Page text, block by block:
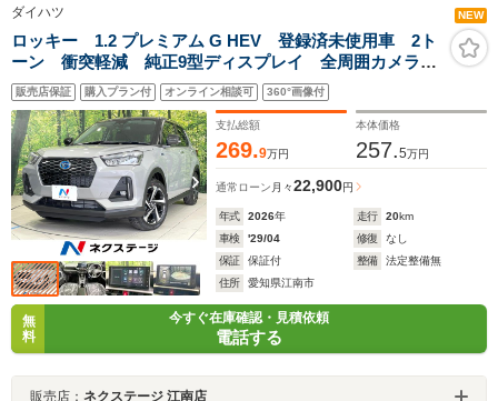
ダイハツ NEW
ロッキー 1.2 プレミアム G HEV 登録済未使用車 2ト
ーン 衝突軽減 純正9型ディスプレイ 全周囲カメラ
レーダークルーズ コーナーセンサー シートヒータ
ー 車線逸脱警報 LEDヘッド オートライト オート
エアコン LEDフォグ
販売店保証 購入プラン付 オンライン相談可 360°画像付
支払総額
269.9万円
本体価格
257.5万円
通常ローン 月々22,900円
年式 2026年 走行 20km
車検
'29/04 修復
なし
保証
保証付 整備
法定整備無
住所
愛知県江南市
無
料
今すぐ在庫確認・見積依頼
電話する
販売店： ネクステージ 江南店